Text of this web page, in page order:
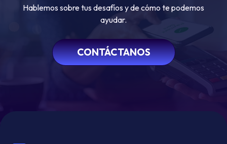
Hablemos sobre tus desafíos y de cómo te podemos
ayudar.
CONTÁCTANOS